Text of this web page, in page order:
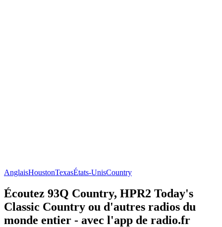
AnglaisHoustonTexasÉtats-UnisCountry
Écoutez 93Q Country, HPR2 Today's
Classic Country ou d'autres radios du
monde entier - avec l'app de radio.fr